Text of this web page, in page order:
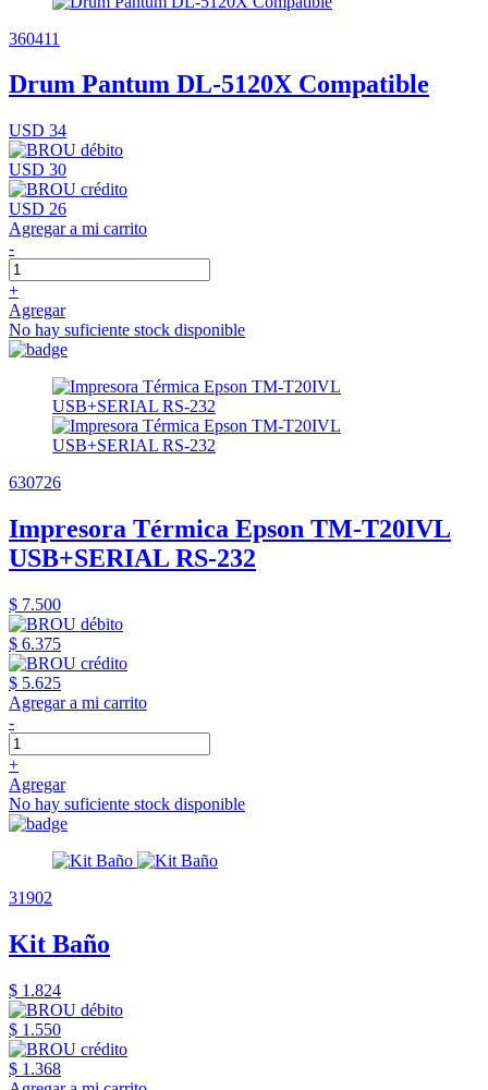
360411
Drum Pantum DL-5120X Compatible
USD 34
USD 30
USD 26
Agregar a mi carrito
-
+
Agregar
No hay suficiente stock disponible
630726
Impresora Térmica Epson TM-T20IVL
USB+SERIAL RS-232
$ 7.500
$ 6.375
$ 5.625
Agregar a mi carrito
-
+
Agregar
No hay suficiente stock disponible
31902
Kit Baño
$ 1.824
$ 1.550
$ 1.368